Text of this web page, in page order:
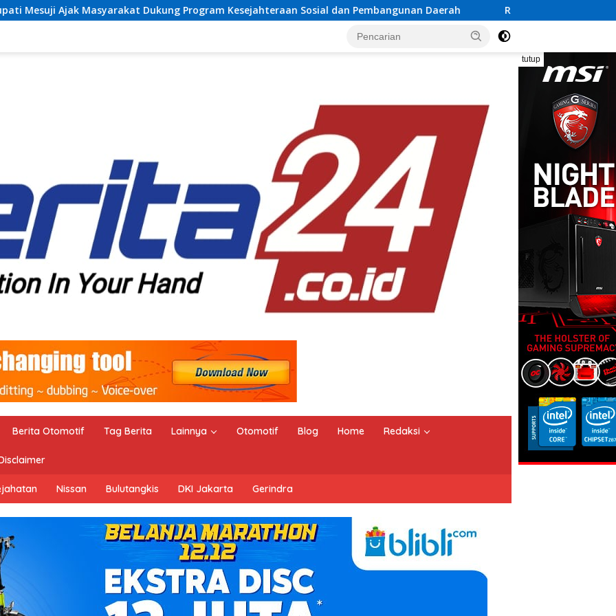
Dukung Program Kesejahteraan Sosial dan Pembangunan Daerah Rayakan Semangat Kemerdekaan Bersama
tutup
Berita Otomotif Tag Berita Lainnya Otomotif Blog Home Redaksi
Nissan Bulutangkis DKI Jakarta Gerindra